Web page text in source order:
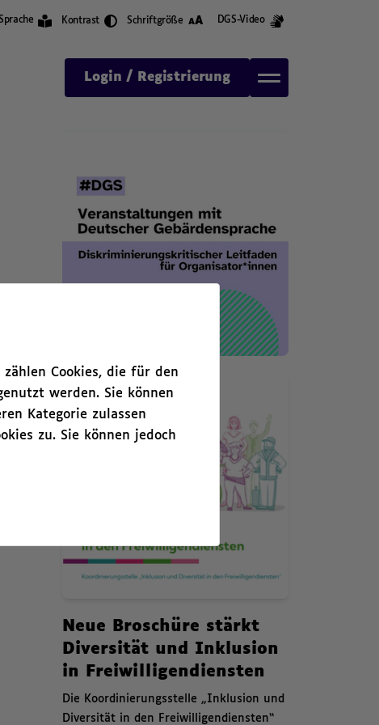
Cookies, die für den
werden. Sie können
Kategorie zulassen
zu. Sie können jedoch
Kontrast Schriftgröße AA DGS-Video
Login / Registrierung ,
Zusammenfassende
News.
Neue Broschüre stärkt
Diversität und Inklusion
in Freiwilligendiensten
Die Koordinierungsstelle „Inklusion und
Diversität in den Freiwilligendiensten“
Aug
News. Neue Broschüre stärkt Diversität und Inklusion in